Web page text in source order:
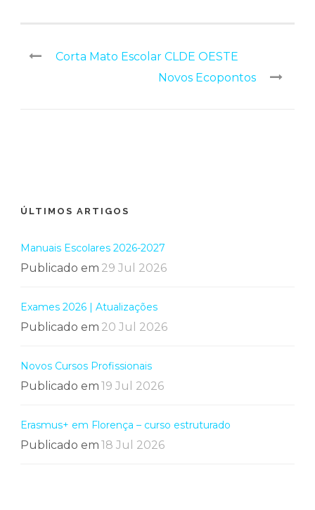
Corta Mato Escolar CLDE OESTE
Novos Ecopontos
ÚLTIMOS ARTIGOS
Manuais Escolares 2026-2027
Publicado em 29 Jul 2026
Exames 2026 | Atualizações
Publicado em 20 Jul 2026
Novos Cursos Profissionais
Publicado em 19 Jul 2026
Erasmus+ em Florença – curso estruturado
Publicado em 18 Jul 2026